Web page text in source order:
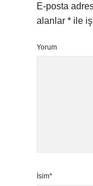
E-posta
alanlar * ile
Yorum
İsim*